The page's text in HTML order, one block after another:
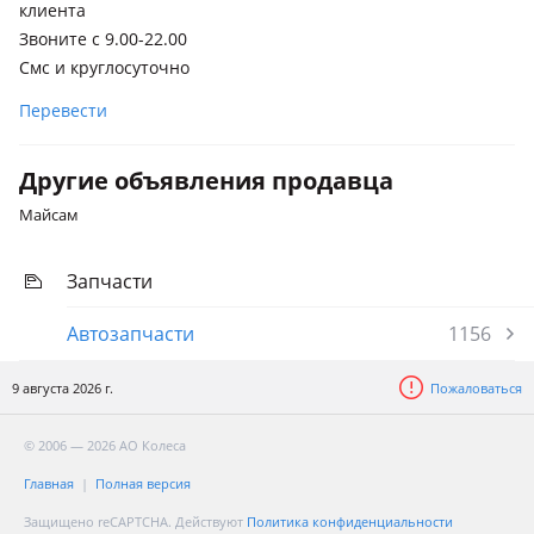
клиента
Звоните с 9.00-22.00
Смс и круглосуточно
Перевести
Другие объявления продавца
Майсам
Запчасти
Автозапчасти
1156
9 августа 2026 г. Пожаловаться
© 2006 — 2026 АО Колеса
Главная Полная версия
Защищено reCAPTCHA. Действуют Политика конфиденциальности